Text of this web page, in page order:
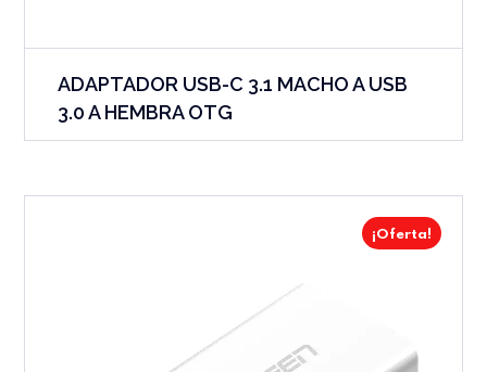
ADAPTADOR USB-C 3.1 MACHO A USB
3.0 A HEMBRA OTG
¡Oferta!